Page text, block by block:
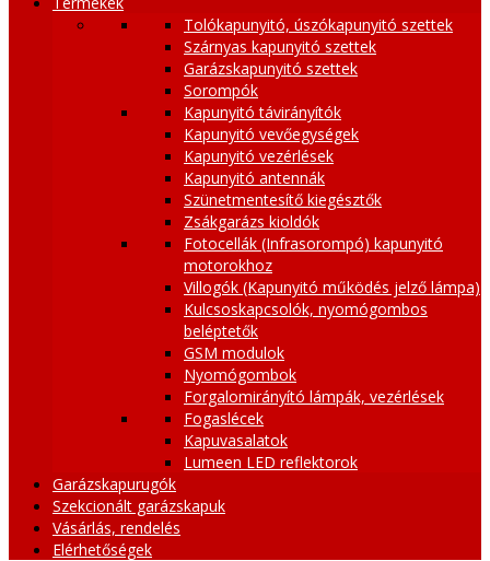
Tolókapunyitó, úszókapunyitó szettek
Szárnyas kapunyitó szettek
Garázskapunyitó szettek
Sorompók
Kapunyitó távirányítók
Kapunyitó vevőegységek
Kapunyitó vezérlések
Kapunyitó antennák
Szünetmentesítő kiegésztők
Zsákgarázs kioldók
Fotocellák (Infrasorompó) kapunyitó
motorokhoz
Villogók (Kapunyitó működés jelző lámpa)
Kulcsoskapcsolók, nyomógombos
beléptetők
GSM modulok
Nyomógombok
Forgalomirányító lámpák, vezérlések
Fogaslécek
Kapuvasalatok
Lumeen LED reflektorok
Garázskapurugók
Szekcionált garázskapuk
Vásárlás, rendelés
Elérhetőségek